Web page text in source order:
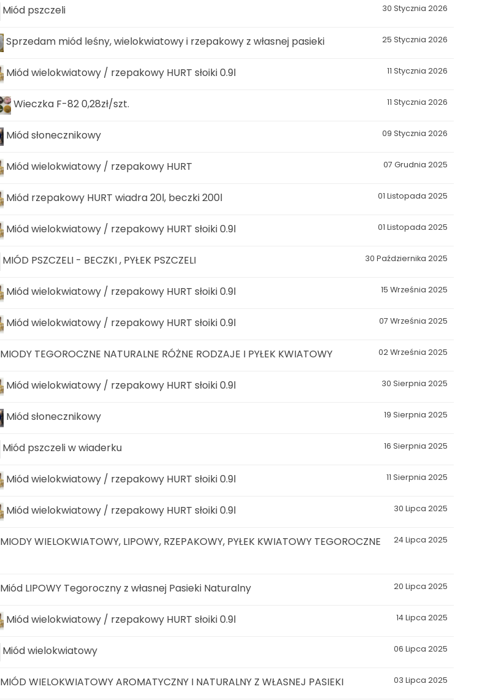
30 Stycznia 2026
Miód pszczeli
25 Stycznia 2026
Sprzedam miód leśny, wielokwiatowy i rzepakowy z własnej pasieki
11 Stycznia 2026
Miód wielokwiatowy / rzepakowy HURT słoiki 0.9l
11 Stycznia 2026
Wieczka F-82 0,28zł/szt.
09 Stycznia 2026
Miód słonecznikowy
07 Grudnia 2025
Miód wielokwiatowy / rzepakowy HURT
01 Listopada 2025
Miód rzepakowy HURT wiadra 20l, beczki 200l
01 Listopada 2025
Miód wielokwiatowy / rzepakowy HURT słoiki 0.9l
30 Października 2025
MIÓD PSZCZELI - BECZKI , PYŁEK PSZCZELI
15 Września 2025
Miód wielokwiatowy / rzepakowy HURT słoiki 0.9l
07 Września 2025
Miód wielokwiatowy / rzepakowy HURT słoiki 0.9l
02 Września 2025
MIODY TEGOROCZNE NATURALNE RÓŻNE RODZAJE I PYŁEK KWIATOWY
30 Sierpnia 2025
Miód wielokwiatowy / rzepakowy HURT słoiki 0.9l
19 Sierpnia 2025
Miód słonecznikowy
16 Sierpnia 2025
Miód pszczeli w wiaderku
11 Sierpnia 2025
Miód wielokwiatowy / rzepakowy HURT słoiki 0.9l
30 Lipca 2025
Miód wielokwiatowy / rzepakowy HURT słoiki 0.9l
24 Lipca 2025
MIODY WIELOKWIATOWY, LIPOWY, RZEPAKOWY, PYŁEK KWIATOWY TEGOROCZNE
20 Lipca 2025
Miód LIPOWY Tegoroczny z własnej Pasieki Naturalny
14 Lipca 2025
Miód wielokwiatowy / rzepakowy HURT słoiki 0.9l
06 Lipca 2025
Miód wielokwiatowy
03 Lipca 2025
MIÓD WIELOKWIATOWY AROMATYCZNY I NATURALNY Z WŁASNEJ PASIEKI